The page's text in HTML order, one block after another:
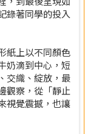
錄著同學的投入
紙上以不同顏色
奶滴到中心，短
交織、綻放，最
觀察，從「靜止
視覺震撼，也讓